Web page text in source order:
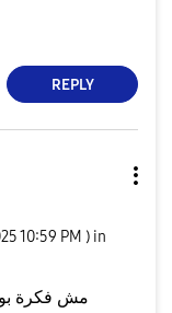
REPLY
10:59 PM ) in
مش فكرة